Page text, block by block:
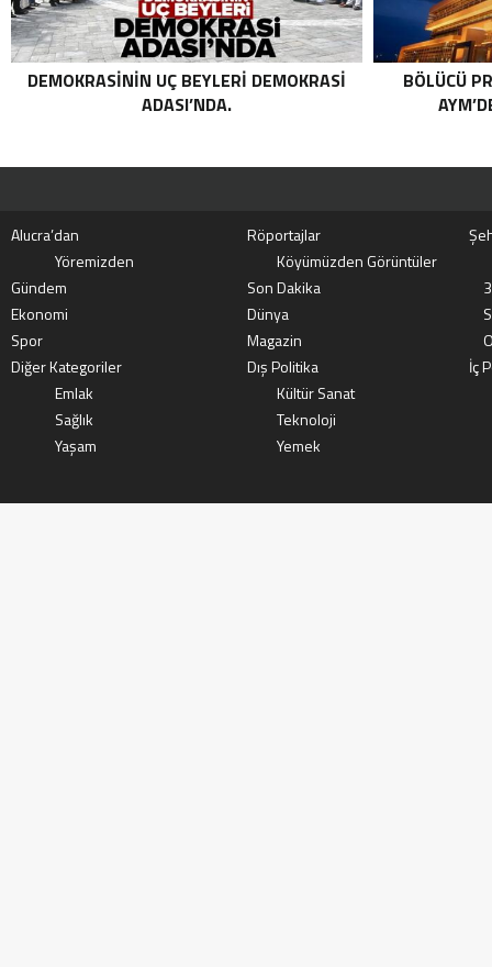
DEMOKRASININ UÇ BEYLERI DEMOKRASI
ADASI’NDA.
BÖLÜCÜ
Alucra’dan Röportajlar
Yöremizden
Köyümüzden Görüntüler
Gündem
Son Dakika
Ekonomi
Dünya
Spor
Magazin
Diğer Kategoriler
Dış Politika
İç
Emlak
Kültür Sanat
Sağlık
Teknoloji
Yaşam
Yemek